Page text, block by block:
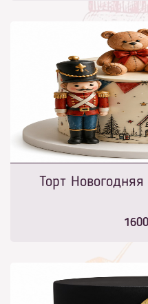
Торт
1600